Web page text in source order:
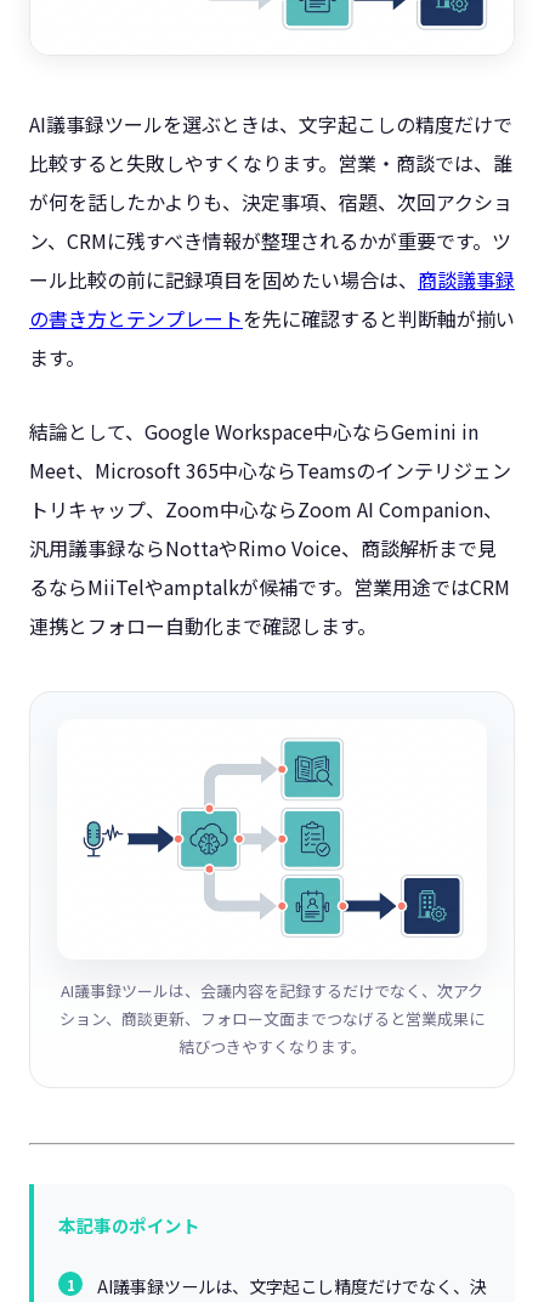
AI議事録ツールを選ぶときは、文字起こしの精度だけで
比較すると失敗しやすくなります。営業・商談では、誰
が何を話したかよりも、決定事項、宿題、次回アクショ
ン、CRMに残すべき情報が整理されるかが重要です。ツ
ール比較の前に記録項目を固めたい場合は、 商談議事録
の書き方とテンプレートを先に確認すると判断軸が揃い
ます。
結論として、Google Workspace中心ならGemini in
Meet、Microsoft 365中心ならTeamsのインテリジェン
トリキャップ、Zoom中心ならZoom AI Companion、
汎用議事録ならNottaやRimo Voice、商談解析まで見
るならMiiTelやamptalkが候補です。営業用途ではCRM
連携とフォロー自動化まで確認します。
AI議事録ツールは、会議内容を記録するだけでなく、次アク
ション、商談更新、フォロー文面までつなげると営業成果に
結びつきやすくなります。
本記事のポイント
AI議事録ツールは、文字起こし精度だけでなく、決